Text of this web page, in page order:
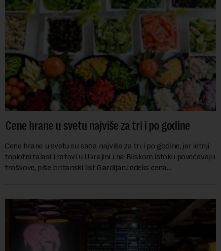
Cene hrane u svetu najviše za tri i po godine
Cene hrane u svetu su sada najviše za tri i po godine, jer letnji
toplotni talasi i ratovi u Ukrajini i na Bliskom istoku povećavaju
troškove, piše britanski list Gardijan.Indeks cena